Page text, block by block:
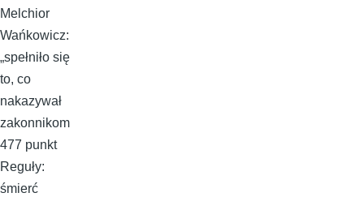
Melchior
Wańkowicz:
„spełniło się
to, co
nakazywał
zakonnikom
477 punkt
Reguły:
śmierć